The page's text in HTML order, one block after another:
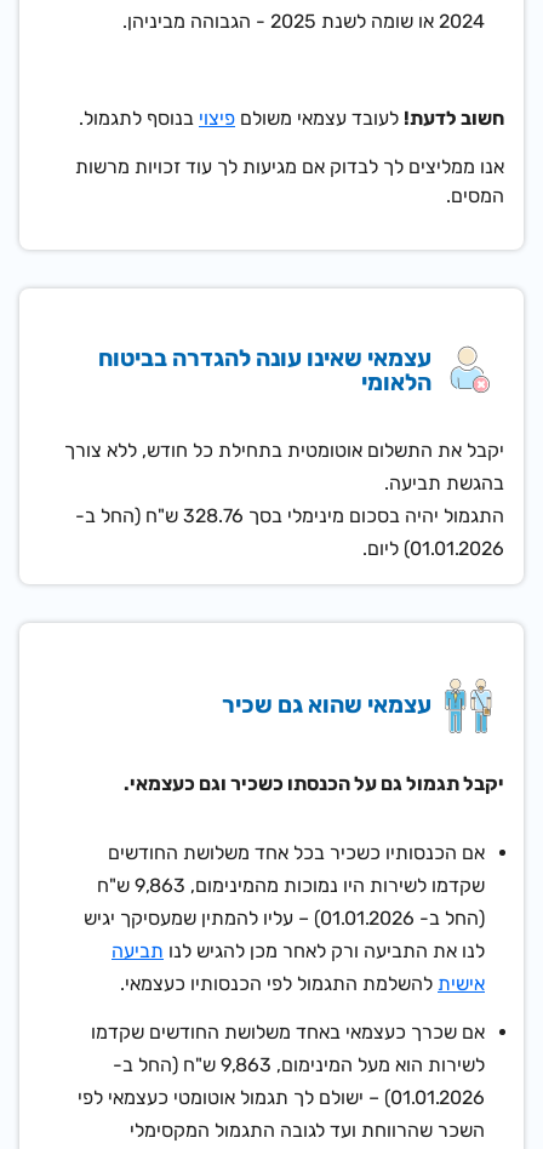
2024 או שומה לשנת 2025 - הגבוהה מביניהן.
חשוב לדעת!לעובד עצמאי משולםפיצויבנוסף לתגמול.
אנו ממליצים לך לבדוק אם מגיעות לך עוד זכויות מרשות
המסים.
עצמאי שאינו עונה להגדרה בביטוח
הלאומי
יקבל את התשלום אוטומטית בתחילת כל חודש, ללא צורך
בהגשת תביעה.
התגמול יהיה בסכום מינימלי בסך
328.76 ש"ח (החל ב-
01.01.2026) ליום.
עצמאי שהוא גם שכיר
יקבל תגמול גם על הכנסתו כשכיר וגם כעצמאי.
אם הכנסותיו כשכיר בכל אחד משלושת החודשים
שקדמו לשירות היו נמוכות מהמינימום,
9,863 ש"ח
(החל ב- 01.01.2026)
– עליו להמתין שמעסיקך יגיש
לנו את התביעה ורק לאחר מכן להגיש לנותביעה
אישיתלהשלמת התגמול לפי הכנסותיו כעצמאי.
אם שכרך כעצמאי באחד משלושת החודשים שקדמו
לשירות הוא מעל המינימום,
9,863 ש"ח (החל ב-
01.01.2026) – ישולם לך תגמול אוטומטי כעצמאי לפי
השכר שהרווחת ועד לגובה התגמול המקסימלי